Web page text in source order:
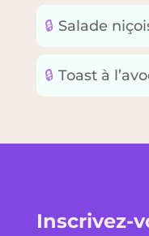
🔒 Salade
🔒 Toast à
Inscrivez-